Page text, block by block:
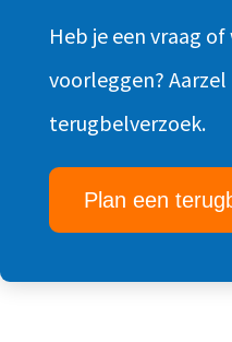
Heb je een vraag
voorleggen?
terugbelverzoek.
Plan een